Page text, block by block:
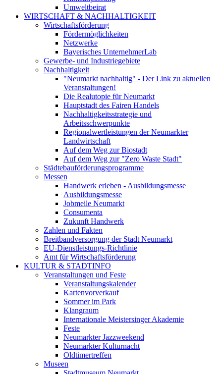
Umweltbeirat
WIRTSCHAFT & NACHHALTIGKEIT
Wirtschaftsförderung
Fördermöglichkeiten
Netzwerke
Bayerisches UnternehmerLab
Gewerbe- und Industriegebiete
Nachhaltigkeit
"Neumarkt nachhaltig" - Der Link zu aktuellen
Veranstaltungen!
Die Realutopie für Neumarkt
Hauptstadt des Fairen Handels
Nachhaltigkeitsstrategie und
Arbeitsschwerpunkte
Regionalwertleistungen der Neumarkter
Landwirtschaft
Auf dem Weg zur Biostadt
Auf dem Weg zur "Zero Waste Stadt"
Städtebauförderungsprogramme
Messen
Handwerk erleben - Ausbildungsmesse
Ausbildungsmesse
Jobmeile Neumarkt
Consumenta
Zukunft Handwerk
Zahlen und Fakten
Breitbandversorgung der Stadt Neumarkt
EU-Dienstleistungs-Richtlinie
Amt für Wirtschaftsförderung
KULTUR & STADTINFO
Veranstaltungen und Feste
Veranstaltungskalender
Kartenvorverkauf
Sommer im Park
Klangraum
Internationale Meistersinger Akademie
Feste
Neumarkter Jazzweekend
Neumarkter Kulturnacht
Oldtimertreffen
Museen